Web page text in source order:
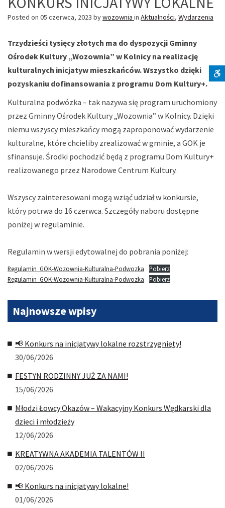
Posted on 05 czerwca, 2023 bywozownia in Aktualności, Wydarzenia
Trzydzieści tysięcy złotych ma do dyspozycji Gminny
Ośrodek Kultury „Wozownia” w Kolnicy na realizację
kulturalnych inicjatyw mieszkańców. Wszystko dzięki
pozyskaniu dofinansowania z programu Dom Kultury+.
Kulturalna podwózka – tak nazywa się program uruchomiony
przez Gminny Ośrodek Kultury „Wozownia” w Kolnicy. Dzięki
niemu wszyscy mieszkańcy mogą zaproponować wydarzenie
kulturalne, które chcieliby zrealizować w gminie, a GOK je
sfinansuje. Środki pochodzić będą z programu Dom Kultury+
realizowanego przez Narodowe Centrum Kultury.
Wszyscy zainteresowani mogą wziąć udział w konkursie,
który potrwa do 16 czerwca. Szczegóły naboru dostępne
poniżej w regulaminie.
Regulamin w wersji edytowalnej do pobrania poniżej:
Regulamin_GOK-Wozownia-Kulturalna-Podwozka
Pobierz
Regulamin_GOK-Wozownia-Kulturalna-Podwozka
Pobierz
Najnowszewpisy
📢 Konkurs na inicjatywy lokalne rozstrzygnięty!
30/06/2026
FESTYN RODZINNY JUŻ ZA NAMI!
15/06/2026
Młodzi Łowcy Okazów – Wakacyjny Konkurs Wędkarski dla
dzieci i młodzieży
12/06/2026
KREATYWNA AKADEMIA TALENTÓW II
02/06/2026
📢 Konkurs na inicjatywy lokalne!
01/06/2026